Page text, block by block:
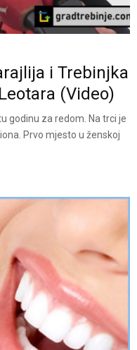
i Trebinjka
(Video)
godinu za redom. Na trci je
Prvo mjesto u ženskoj